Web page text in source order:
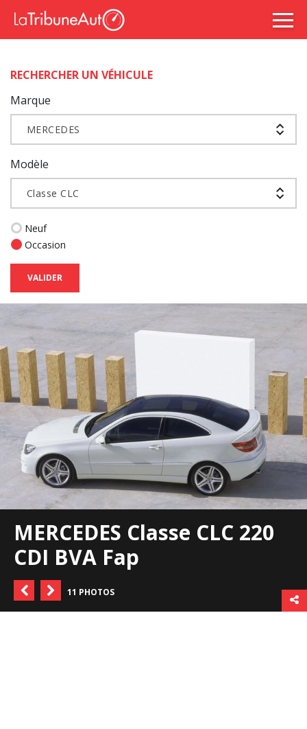
RECHERCHER UN VÉHICULE
Marque
MERCEDES
Modèle
Classe CLC
Neuf
Occasion
VALIDER
MERCEDES Classe CLC 220
CDI BVA Fap
11 PHOTOS